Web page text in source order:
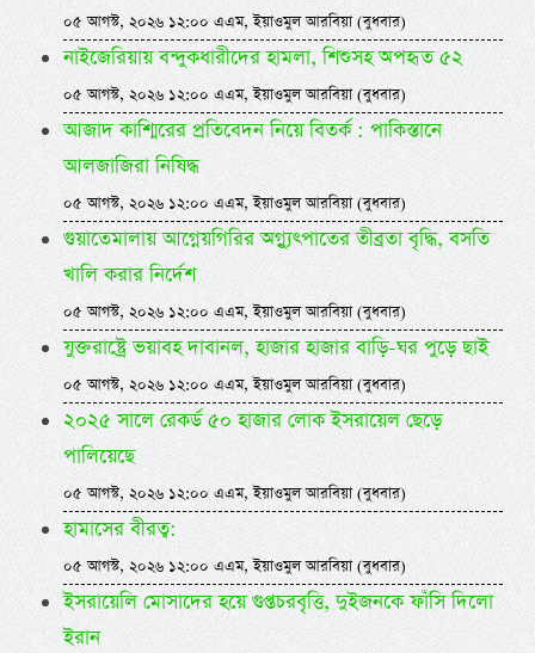
০৫ আগস্ট, ২০২৬ ১২:০০ এএম, ইয়াওমুল আরবিয়া (বুধবার)
নাইজেরিয়ায় বন্দুকধারীদের হামলা, শিশুসহ অপহৃত ৫২
০৫ আগস্ট, ২০২৬ ১২:০০ এএম, ইয়াওমুল আরবিয়া (বুধবার)
আজাদ কাশ্মিরের প্রতিবেদন নিয়ে বিতর্ক : পাকিস্তানে
আলজাজিরা নিষিদ্ধ
০৫ আগস্ট, ২০২৬ ১২:০০ এএম, ইয়াওমুল আরবিয়া (বুধবার)
গুয়াতেমালায় আগ্নেয়গিরির অগ্ন্যুৎপাতের তীব্রতা বৃদ্ধি, বসতি
খালি করার নির্দেশ
০৫ আগস্ট, ২০২৬ ১২:০০ এএম, ইয়াওমুল আরবিয়া (বুধবার)
যুক্তরাষ্ট্রে ভয়াবহ দাবানল, হাজার হাজার বাড়ি-ঘর পুড়ে ছাই
০৫ আগস্ট, ২০২৬ ১২:০০ এএম, ইয়াওমুল আরবিয়া (বুধবার)
২০২৫ সালে রেকর্ড ৫০ হাজার লোক ইসরায়েল ছেড়ে
পালিয়েছে
০৫ আগস্ট, ২০২৬ ১২:০০ এএম, ইয়াওমুল আরবিয়া (বুধবার)
হামাসের বীরত্ব:
০৫ আগস্ট, ২০২৬ ১২:০০ এএম, ইয়াওমুল আরবিয়া (বুধবার)
ইসরায়েলি মোসাদের হয়ে গুপ্তচরবৃত্তি, দুইজনকে ফাঁসি দিলো
ইরান